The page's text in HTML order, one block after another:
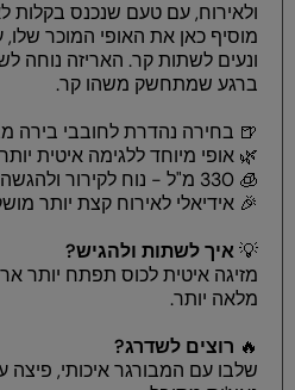
ולאירוח, עם טעם שנכנס בקלות
מוסיף כאן את האופי המוכר
ונעים לשתות קר. האריזה נוחה
ברגע שמתחשק משהו קר.
🍺 בחירה נהדרת לחובבי בירה
🌿 אופי מיוחד ללגימה איטית יותר
🧊 330 מ"ל - נוח לקירור ולהגשה
🎉 אידיאלי לאירוח קצת יותר
💡איך לשתות ולהגיש?
מזיגה איטית לכוס תפתח יותר
מלאה יותר.
🔥 רוצים לשדרג?
שלבו עם המבורגר איכותי, פיצה